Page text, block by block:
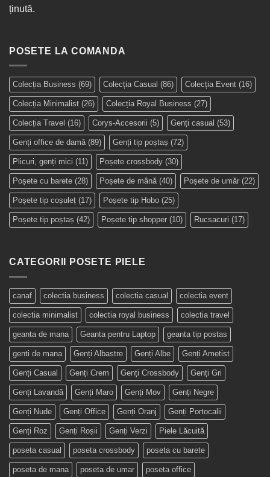
ținută.
POSETE LA COMANDA
Colecția Business (69) Colecția Casual (86) Colecția Event (16)
Colecția Minimalist (26) Colecția Royal Business (27)
Colecția Travel (16) Corys-Accesorii (5) Genți casual (53)
Genți office de damă(89) Genți tip poștaș (72)
Plicuri, genți mici (11) Poșete crossbody (30)
Poșete cu barete (28) Poșete de mână(40) Poșete de umăr (22)
Poșete tip coșuleț (17) Poșete tip Hobo (25)
Poșete tip poștaș (42) Poșete tip shopper (10) Rucsacuri (17)
CATEGORII POSETE PIELE
canaf colectia business colectia casual colectia event
colectia minimalist colectia royal business colectia travel
geanta de mana Geanta pentru Laptop geanta tip postas
genti de mana Genți Albastre Genți Albe Genți Ametist
Genți Casual Genți Crem Genți Crossbody Genți Gri
Genți Lavandă Genți Maro Genți Mov Genți Negre
Genți Nude Genți Office Genți Oranj Genți Portocalii
Genți Roz Genți Roșii Genți Verzi Piele Lăcuită
poseta casual poseta crossbody poseta cu barete
poseta de mana poseta de umar poseta office